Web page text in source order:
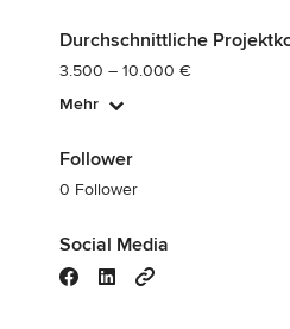
Durchschnittliche
3.500 – 10.000 €
Mehr
Follower
0 Follower
Social Media